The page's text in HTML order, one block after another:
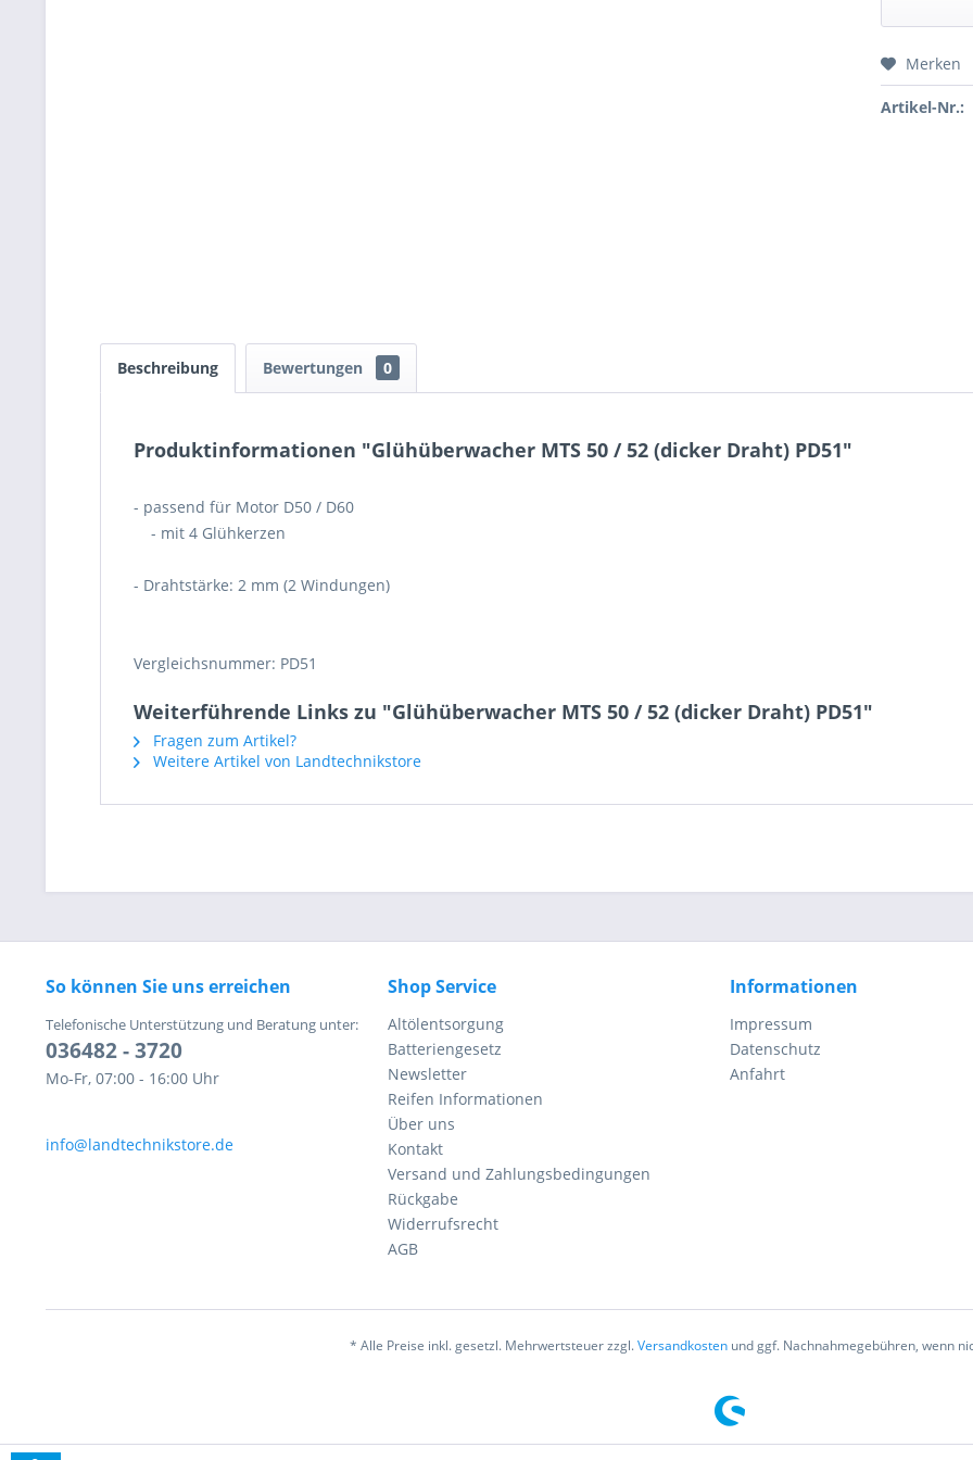
Preis
Merken
Artikel-Nr.:
Beschreibung Bewertungen 0
Produktinformationen "Glühüberwacher MTS 50 / 52 (dicker Draht) PD51"
- passend für Motor D50 / D60
- mit 4 Glühkerzen
- Drahtstärke: 2 mm (2 Windungen)
Vergleichsnummer: PD51
Weiterführende Links zu "Glühüberwacher MTS 50 / 52 (dicker Draht) PD51"
Fragen zum Artikel?
Weitere Artikel von Landtechnikstore
So können Sie uns erreichen
Telefonische Unterstützung und Beratung unter:
036482 - 3720
Mo-Fr, 07:00 - 16:00 Uhr
info@landtechnikstore.de
Shop Service
Altölentsorgung
Batteriengesetz
Newsletter
Reifen Informationen
Über uns
Kontakt
Versand und Zahlungsbedingungen
Rückgabe
Widerrufsrecht
AGB
Informationen
Impressum
Datenschutz
Anfahrt
* Alle Preise inkl. gesetzl. Mehrwertsteuer zzgl.Versandkostenund ggf. Nachnahmegebühren, wenn